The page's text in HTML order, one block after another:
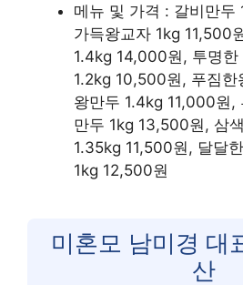
메뉴 및 가격 : 갈비만
가득왕교자 1kg 11,500
1.4kg 14,000원, 투명한
1.2kg 10,500원, 푸짐한
왕만두 1.4kg 11,000원,
만두 1kg 13,500원, 삼
1.35kg 11,500원, 달달
1kg 12,500원
미혼모 남미경 대
산